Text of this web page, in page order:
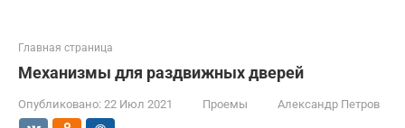
Главная страница
Механизмы для раздвижных дверей
Опубликовано: 22 Июл 2021 Проемы Александр Петров